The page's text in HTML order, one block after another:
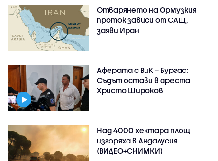
Отварянето на Ормузкия
проток зависи от САЩ,
заяви Иран
Аферата с ВиК – Бургас:
Съдът остави в ареста
Христо Широков
Над 4000 хектара площ
изгоряха в Андалусия
(ВИДЕО+СНИМКИ)